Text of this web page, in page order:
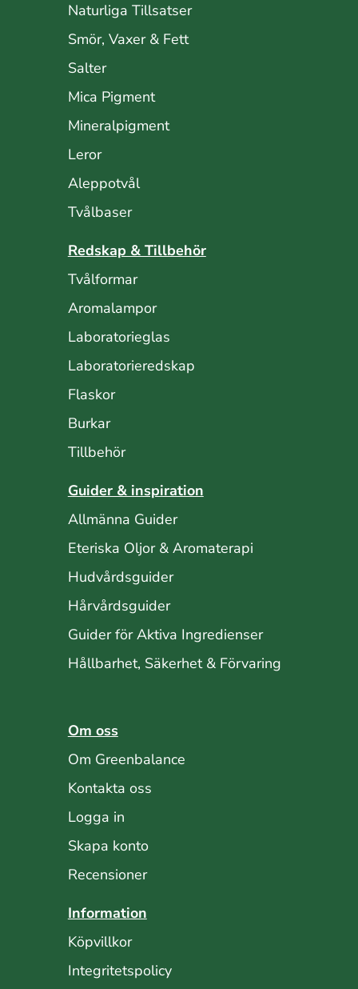
Naturliga Tillsatser
Smör, Vaxer & Fett
Salter
Mica Pigment
Mineralpigment
Leror
Aleppotvål
Tvålbaser
Redskap & Tillbehör
Tvålformar
Aromalampor
Laboratorieglas
Laboratorieredskap
Flaskor
Burkar
Tillbehör
Guider & inspiration
Allmänna Guider
Eteriska Oljor & Aromaterapi
Hudvårdsguider
Hårvårdsguider
Guider för Aktiva Ingredienser
Hållbarhet, Säkerhet & Förvaring
Om oss
Om Greenbalance
Kontakta oss
Logga in
Skapa konto
Recensioner
Information
Köpvillkor
Integritetspolicy